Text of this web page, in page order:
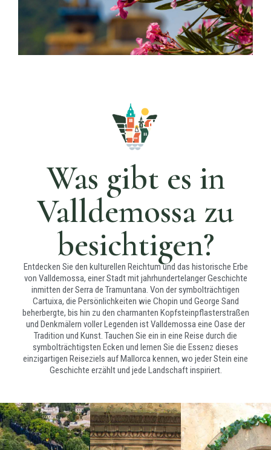
Was gibt es in
Valldemossa zu
besichtigen?
Entdecken Sie den kulturellen Reichtum und das historische Erbe
von Valldemossa, einer Stadt mit jahrhundertelanger Geschichte
inmitten der Serra de Tramuntana. Von der symbolträchtigen
Cartuixa, die Persönlichkeiten wie Chopin und George Sand
beherbergte, bis hin zu den charmanten Kopfsteinpflasterstraßen
und Denkmälern voller Legenden ist Valldemossa eine Oase der
Tradition und Kunst. Tauchen Sie ein in eine Reise durch die
symbolträchtigsten Ecken und lernen Sie die Essenz dieses
einzigartigen Reiseziels auf Mallorca kennen, wo jeder Stein eine
Geschichte erzählt und jede Landschaft inspiriert.
Die
und
historische
Stadt. Dieses
Kloster,
ursprünglich
Jahrhundert
als Palast für
König Sanç I.
erbaut, wurde
1399 den
Kartäusermönchen
überlassen,
die es in ein
Kloster
umwandelten,
das mehr als
Laufe der
Zeit
beherbergte
die Kartause
berühmte
Palast
Sanç
Der Palau del
der Ursprung
des
gesamten
Komplexes.
Jahrhundert
von Jakob II.
als
Jagdschloss
erbaut,
nutzte sein
Sohn Sanç I.
es als
Zufluchtsort
zur
Behandlung
einer
Atemwegserkrankung.
Gebäude den
Kartäusermönchen
übergeben,
die es zu
des täglichen
Lebens
seiner
Diese
öffentlichen
Wäschereien
wurden von
der Quelle
„Na Mas“
gespeist und
waren
jahrhundertelang
das Zentrum
des
gesellschaftlichen
Lebens der
Stadt. Hierhin
gingen
Wäsche zu
waschen,
sondern
auch, um die
Öffentlicher
Platz
Der
Valldemossa
ist das
Herzstück
der Stadt und
Pfarrhausstraße
Die Carrer
verborgenen
Juwelen von
Valldemossa
und ein klares
der
Die Ermita de
la Santíssima
Trinitat liegt